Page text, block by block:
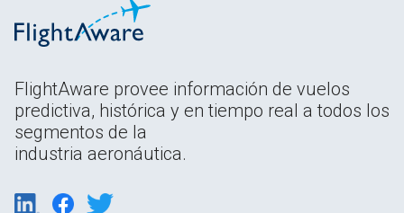
FlightAware provee información de vuelos
predictiva, histórica y en tiempo real a todos los
segmentos de la
industria aeronáutica.